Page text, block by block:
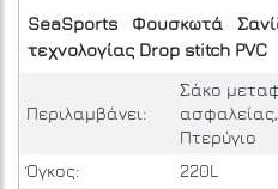
SeaSports Φουσκωτά
τεχνολογίας Drop stitch PVC
Περιλαμβάνει:
Σάκο
Πτερύγιο
Όγκος:
220L